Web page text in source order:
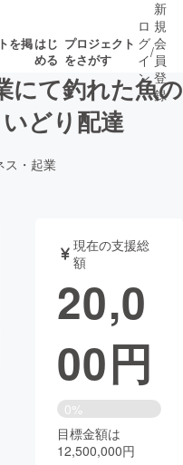
を掲はじ
める
プロジェクト
をさがす
募集終了が近いプ
ジェクト
音楽
ゲーム・
書籍・雑誌
チャレンジ
ロ
グ
イ
ン
/
新
規
会
員
登
録
にて釣れた魚の
どり配達
ス・起業
現在の支援総
額
20,0
00円
0%
目標金額は
12,500,000円